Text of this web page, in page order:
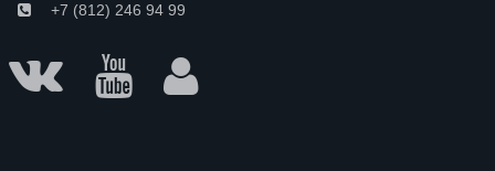
+7 (812) 246 94 99